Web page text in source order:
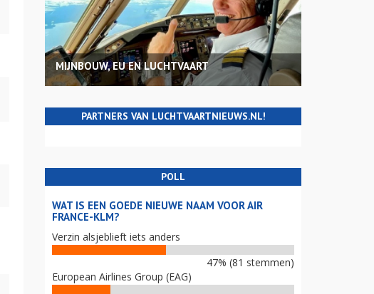
MIJNBOUW, EU EN LUCHTVAART
PARTNERS VAN LUCHTVAARTNIEUWS.NL!
POLL
WAT IS EEN GOEDE NIEUWE NAAM VOOR AIR
FRANCE-KLM?
Verzin alsjeblieft iets anders
47% (81 stemmen)
European Airlines Group (EAG)